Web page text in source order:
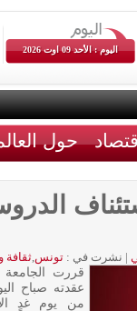
اليوم : الأحد 09 اوت 2026
حول
| نشرت في :تونس,ثقافة
قررت الجامعة
عقدته صباح
من يوم غدٍ